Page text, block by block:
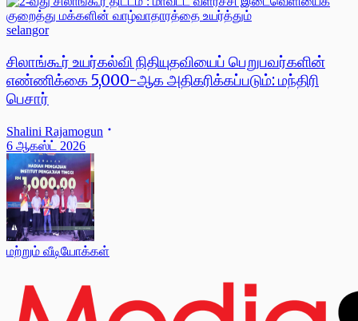
selangor
சிலாங்கூர் உயர்கல்வி நிதியுதவியைப் பெறுபவர்களின்
எண்ணிக்கை 5,000-ஆக அதிகரிக்கப்படும்: மந்திரி
பெசார்
Shalini Rajamogun
6 ஆகஸ்ட் 2026
மற்றும் வீடியோக்கள்